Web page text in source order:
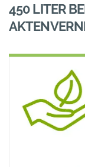
450 LITER